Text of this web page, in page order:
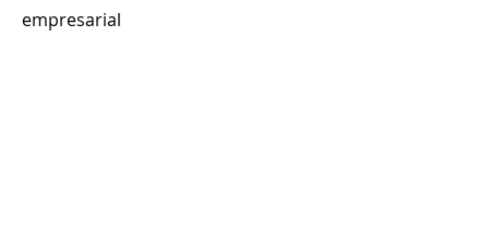
empresarial